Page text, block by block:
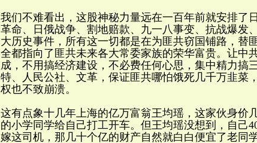
我们不难看出，这股神秘力量远在一百年前就安排了
革命、日俄战争、割地赔款、九一八事变、抗战爆发
大历史事件，所有这一切都是在为匪共窃国铺路，替
全都指向了匪共未来各大常委家族的荣华富贵。让中
成，不用搞经济建设，不必费任何心思，集中精力搞
特、人民公社、文革，保证匪共哪怕饿死几千万韭菜
权也不致崩溃。
这有点象十几年上海的亿万富翁王均瑶，这家伙身价
的小学同学给自己打工开车。但王均瑶没想到，自己
嫁这司机，那几十个亿的财产自然就白白便宜了老同